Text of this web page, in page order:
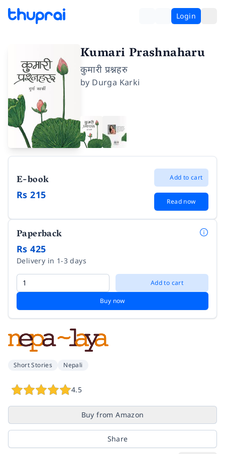
Login
Kumari Prashnaharu
कुमारी प्रश्नहरु
by Durga Karki
E-book
Rs 215
Add to cart
Read now
Paperback
Rs 425
Delivery in 1-3 days
Add to cart
Buy now
Short Stories Nepali
4.5
Buy from Amazon
Share